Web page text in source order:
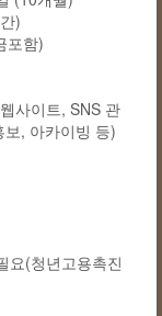
)
포함)
사이트, SNS 관
, 아카이빙 등)
요(청년고용촉진